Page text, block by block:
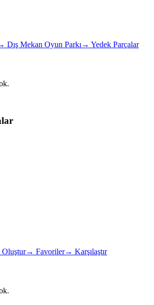
Dış Mekan Oyun Parkı → Yedek Parçalar
Oluştur→ Favoriler→ Karşılaştır